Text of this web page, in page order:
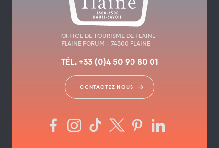
OFFICE DE TOURISME DE FLAINE
FLAINE FORUM – 74300 FLAINE
TÉL. +33 (0)4 50 90 80 01
CONTACTEZ NOUS